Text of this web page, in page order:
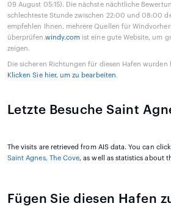
09 August 05:15). Die nächste nächtliche
schlechteste Stunde zwischen 22:00 und 08:00
empfehlen Ihnen, mehrere Quellen für
überprüfen.windy.com ist eine gute Website, um
zeigen.
Die sicheren Richtungen für diesen Hafen wurden
Klicken Sie hier, um zu bearbeiten.
Letzte Besuche Saint
The visits are retrieved from AIS data. You can
Saint Agnes, The Cove, as well as statistics about
Fügen Sie diesen Hafen